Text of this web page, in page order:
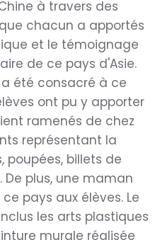
à travers des
chacun a apportés
et le témoignage
de ce pays d'Asie.
été consacré à ce
ont pu y apporter
ramenés de chez
représentant la
poupées, billets de
De plus, une maman
pays aux élèves. Le
les arts plastiques
murale réalisée